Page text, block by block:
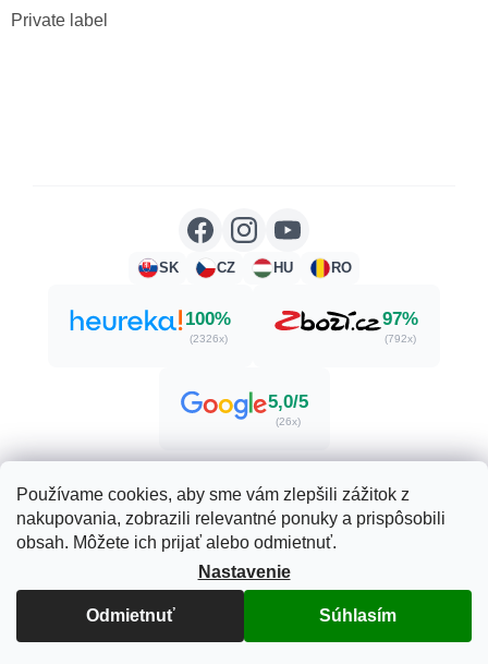
Používame cookies, aby sme vám zlepšili zážitok z
nakupovania, zobrazili relevantné ponuky a prispôsobili
obsah. Môžete ich prijať alebo odmietnuť.
Nastavenie
Odmietnuť Súhlasím
Private label
SK CZ HU RO
100%
(2326x)
97%
(792x)
5,0/5
(26x)
Vytvoril Shoptet
Copyright 2026Herbatica.sk. Všetky práva vyhradené.
Upraviť nastavenie cookies